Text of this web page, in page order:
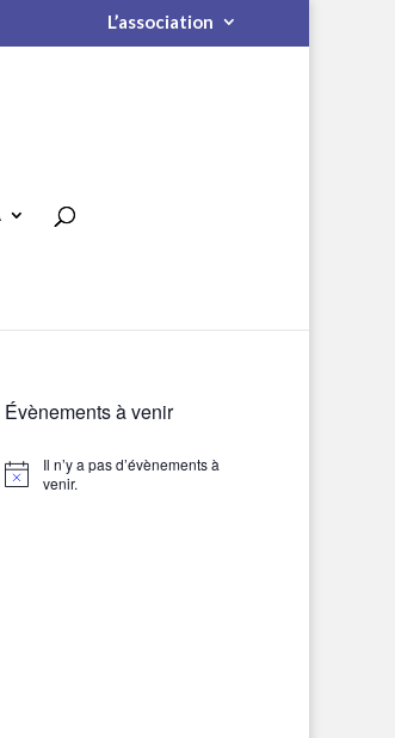
L’association
Évènements à venir
Notice
Il n’y a pas d’évènements à
venir.